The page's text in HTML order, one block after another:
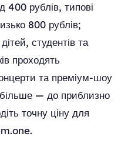
400 рублів, типові
800 рублів;
студентів та
проходять
та преміум-шоу
— до приблизно
точну ціну для